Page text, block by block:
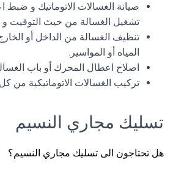
صيانة الغسالات الاتوماتيك و ضبط
تشغيل الغسالة من حيث التوقيت
تنظيف الغسالة من الداخل أو
المياه أو المواسير.
اصلاح اعطال المحرك أو باب
تركيب الغسالات الاتوماتيكية من
تسليك مجاري النسيم
هل تحتاجون الى تسليك مجاري النسيم؟